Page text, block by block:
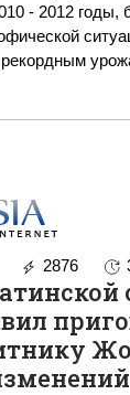
- 2012 годы,
2876